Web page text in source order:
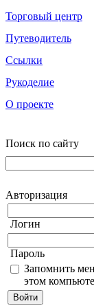
Торговый центр
Путеводитель
Ссылки
Рукоделие
О проекте
Поиск по сайту
Авторизация
Логин
Пароль
Запомнить
этом